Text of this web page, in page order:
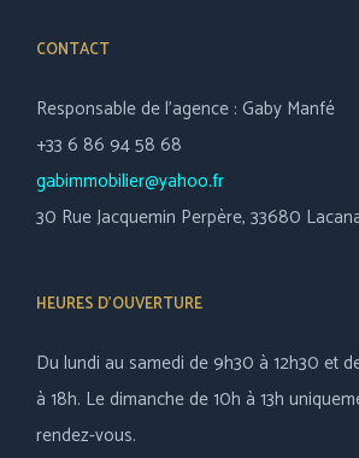
CONTACT
Responsable de l’agence : Gaby Manfé
+33 6 86 94 58 68
gabimmobilier@yahoo.fr
30 Rue Jacquemin Perpère, 33680
HEURES D’OUVERTURE
Du lundi au samedi de 9h30 à 12h30 et
à 18h. Le dimanche de 10h à 13h
rendez-vous.